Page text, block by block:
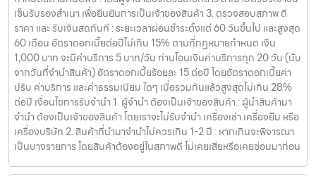
เซ็นรับรองสำเนา เพื่อยืนยันการเป็นเจ้าของสินค้า 3. ตรวจสอบสภาพ ตี
ราคา และ รับเงินสดทันที : ระยะเวลาผ่อนชำระตั้งแต่ 60 วันขึ้นไป และสูงสุด
60 เดือน อัตราดอกเบี้ยต่อปีไม่เกิน 15% ตามที่กฏหมายกำหนด เงิน
1,000 บาท จะมีค่าบริการ 5 บาท/วัน ท่านโอนเงินค่าบริการทุก 20 วัน (นับ
จากวันที่จำนำสินค้า) อัตราดอกเบี้ยร้อยละ 15 ต่อปี โดยอัตราดอกเบี้ยค่า
ปรับ ค่าบริการ และค่าธรรมเนียม ใดๆ เมื่อรวมกันแล้วสูงสุดไม่เกิน 28%
ต่อปี เงื่อนไขการรับจำนำ 1. ผู้จำนำ ต้องเป็นเจ้าของสินค้า : ผู้นำสินค้ามา
จำนำ ต้องเป็นเจ้าของสินค้า โดยเราจะไม่รับจำนำ เครื่องเช่า เครื่องยืม หรือ
เครื่องบริษัท 2. สินค้าที่นำมาจำนำไม่ควรเกิน 1-2 ปี : หากเกินจะพิจารณา
เป็นบางรายการ โดยสินค้าต้องอยู่ในสภาพดี ไม่เคยเสียหรือเคยซ่อมมาก่อน